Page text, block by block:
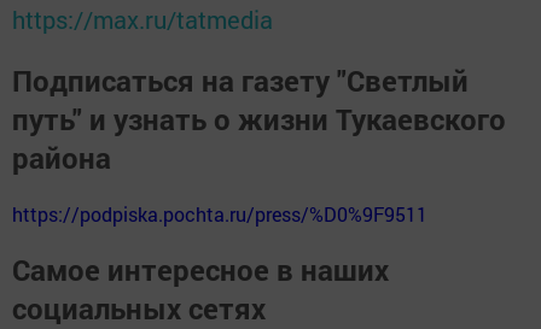
https://max.ru/tatmedia
Подписаться на газету "Светлый
путь" и узнать о жизни Тукаевского
района
https://podpiska.pochta.ru/press/%D0%9F9511
Самое интересное в наших
социальных сетях